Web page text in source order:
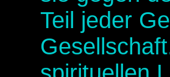
Teil jeder